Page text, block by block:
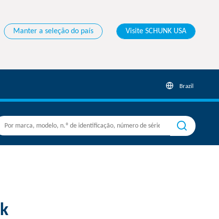
Manter a seleção do país Visite SCHUNK USA
Brazil